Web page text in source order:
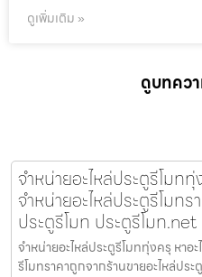
ดูเพิ่มเติม »
ดูบทคว
จำหน่ายอะไหล่ประตูรีโมททุ่
จำหน่ายอะไหล่ประตูรีโมท
ประตูรีโมท ประตูรีโมท.net
จำหน่ายอะไหล่ประตูรีโมททุ่งครุ หาอะ
รีโมทราคาถูกจากร้านขายอะไหล่ประ